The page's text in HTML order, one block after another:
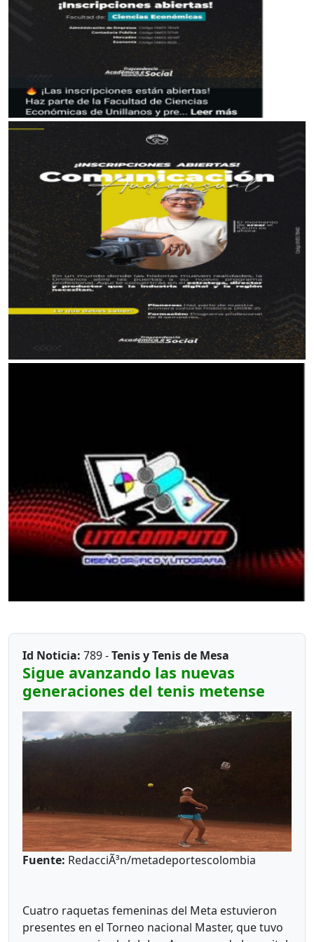
Id Noticia: 789 -Tenis y Tenis de Mesa
Sigue avanzando las nuevas
generaciones del tenis metense
Fuente: RedacciÃ³n/metadeportescolombia
Cuatro raquetas femeninas del Meta estuvieron
presentes en el Torneo nacional Master, que tuvo